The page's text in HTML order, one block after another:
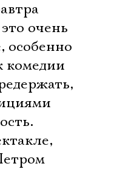
очень
особенно
